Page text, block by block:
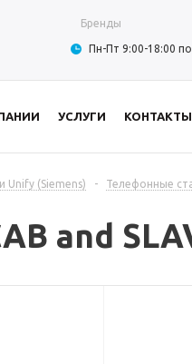
Бренды
Пн-Пт 9:00-18:00
УСЛУГИ КОНТАКТЫ
Unify (Siemens) - Телефонные
and